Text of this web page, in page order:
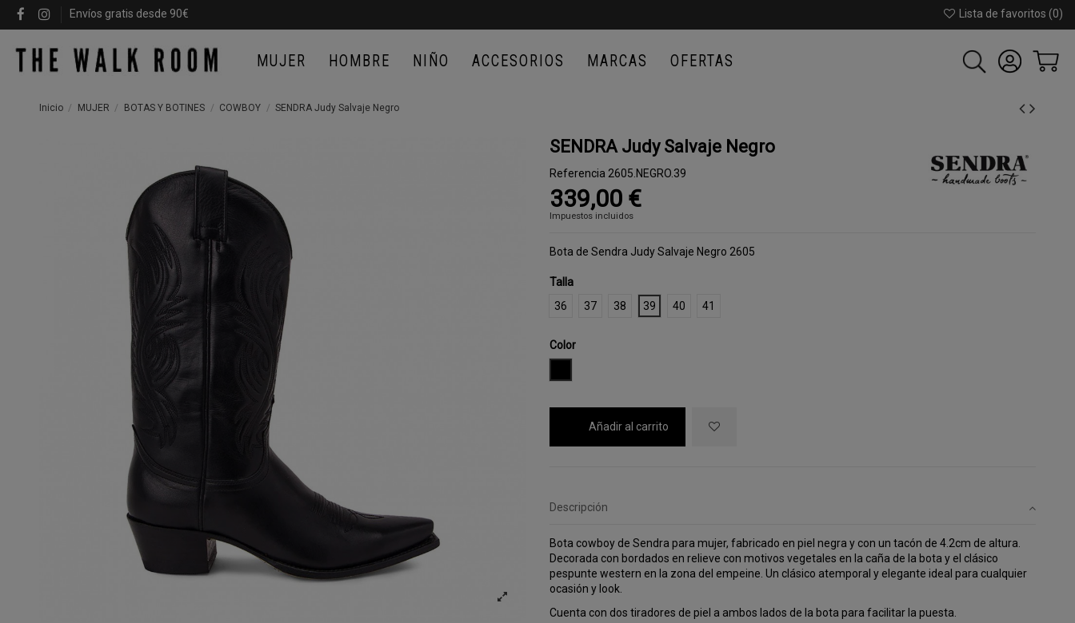
Envíos gratis desde 90€ Lista de favoritos (0)
MUJER HOMBRE NIÑO ACCESORIOS MARCAS OFERTAS
Inicio MUJER BOTAS Y BOTINES COWBOY SENDRA Judy Salvaje Negro
SENDRA Judy Salvaje Negro
Referencia 2605.NEGRO.39
339,00 €
Impuestos incluidos
Bota de Sendra Judy Salvaje Negro 2605
Talla
36
37 38 39 40 41
Color
Añadir al carrito
Descripción
Bota cowboy de Sendra para mujer, fabricado en piel negra y con un tacón de 4.2cm de altura.
Decorada con bordados en relieve con motivos vegetales en la caña de la bota y el clásico
pespunte western en la zona del empeine. Un clásico atemporal y elegante ideal para cualquier
ocasión y look.
Cuenta con dos tiradores de piel a ambos lados de la bota para facilitar la puesta.